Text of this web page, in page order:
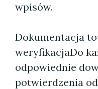
wpisów.
Dokumentacja
weryfikacjaDo
odpowiednie
potwierdzenia